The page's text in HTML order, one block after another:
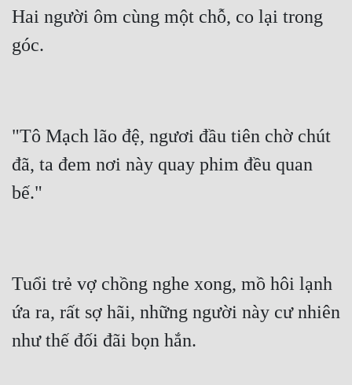
Hai người ôm cùng một chỗ, co lại trong
góc.
"Tô Mạch lão đệ, ngươi đầu tiên chờ chút
đã, ta đem nơi này quay phim đều quan
bế."
Tuổi trẻ vợ chồng nghe xong, mồ hôi lạnh
ứa ra, rất sợ hãi, những người này cư nhiên
như thế đối đãi bọn hắn.